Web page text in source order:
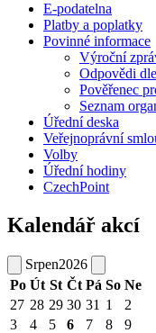
E-podatelna
Platby a poplatky
Povinné informace
Výroční
Odpovědi
Pověřenec
Seznam
Úřední deska
Veřejnoprávní
Volby
Úřední hodiny
CzechPoint
Kalendář akcí
Srpen2026
Po Út St Čt Pá So Ne
27 28 29 30 31 1
2
3
4 5 6 7 8
9